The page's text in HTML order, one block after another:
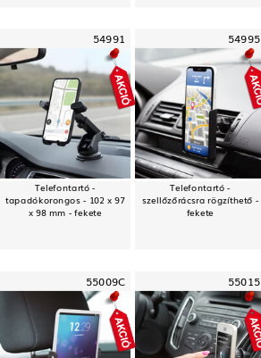
54991
Telefontartó -
tapadókorongos - 102 x 97
x 98 mm - fekete
54995
Telefontartó -
szellőzőrácsra rögzíthető -
fekete
55009C 55015